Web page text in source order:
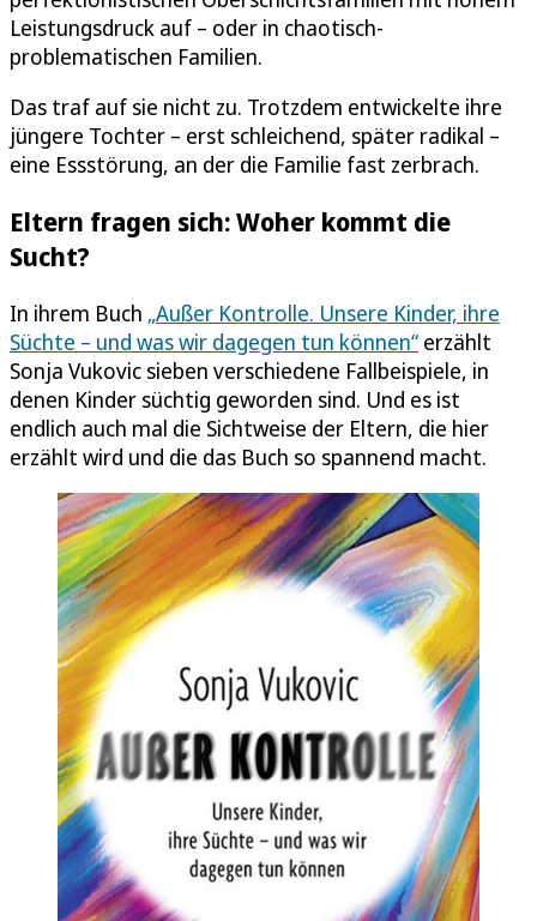
Leistungsdruck auf – oder in chaotisch-
problematischen Familien.
Das traf auf sie nicht zu. Trotzdem entwickelte ihre
jüngere Tochter – erst schleichend, später radikal –
eine Essstörung, an der die Familie fast zerbrach.
Eltern fragen sich: Woher kommt die
Sucht?
In ihrem Buch „Außer Kontrolle. Unsere Kinder, ihre
Süchte – und was wir dagegen tun können“ erzählt
Sonja Vukovic sieben verschiedene Fallbeispiele, in
denen Kinder süchtig geworden sind. Und es ist
endlich auch mal die Sichtweise der Eltern, die hier
erzählt wird und die das Buch so spannend macht.